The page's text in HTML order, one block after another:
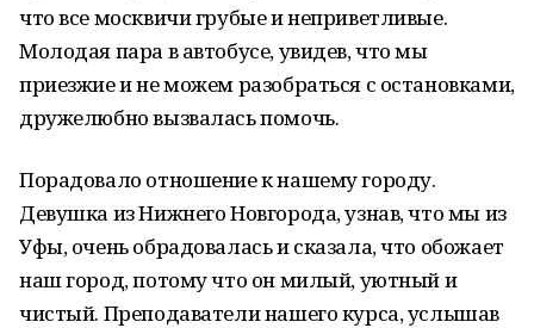
что все москвичи грубые и неприветливые.
Молодая пара в автобусе, увидев, что мы
приезжие и не можем разобраться с остановками,
дружелюбно вызвалась помочь.
Порадовало отношение к нашему городу.
Девушка из Нижнего Новгорода, узнав, что мы из
Уфы, очень обрадовалась и сказала, что обожает
наш город, потому что он милый, уютный и
чистый. Преподаватели нашего курса, услышав